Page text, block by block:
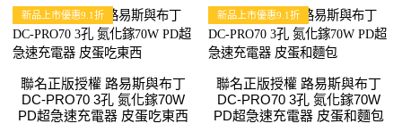
新品上市優惠9.1折
聯名正版授權 路易斯與布丁
DC-PRO70 3孔 氮化鎵70W
PD超急速充電器 皮蛋吃東西
新品上市優惠9.1折
聯名正版授權 路易斯與布丁
DC-PRO70 3孔 氮化鎵70W
PD超急速充電器 皮蛋和麵包